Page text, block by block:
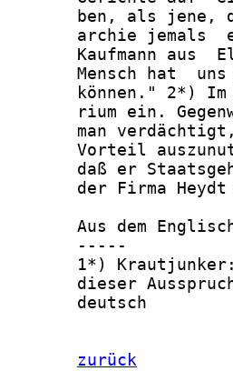
zurück